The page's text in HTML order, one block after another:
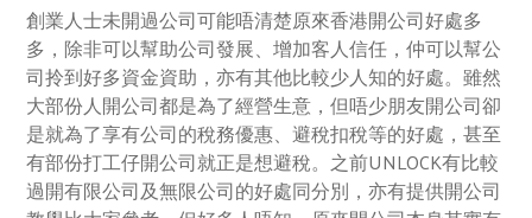
創業人士未開過公司可能唔清楚原來香港開公司好處多
多，除非可以幫助公司發展、增加客人信任，仲可以幫公
司拎到好多資金資助，亦有其他比較少人知的好處。雖然
大部份人開公司都是為了經營生意，但唔少朋友開公司卻
是就為了享有公司的稅務優惠、避稅扣稅等的好處，甚至
有部份打工仔開公司就正是想避稅。之前UNLOCK有比較
過開有限公司及無限公司的好處同分別，亦有提供開公司